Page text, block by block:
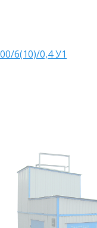
6(10)/0,4 У1